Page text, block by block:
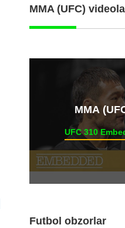
MMA (UFC)
ММА
UFC 310
Futbol obzorlar